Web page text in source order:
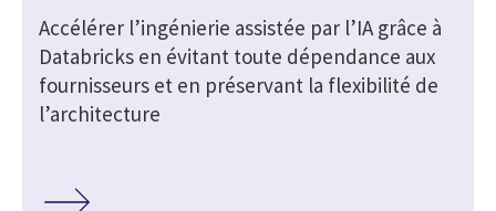
Accélérer l’ingénierie assistée par l’IA grâce à
Databricks en évitant toute dépendance aux
fournisseurs et en préservant la flexibilité de
l’architecture